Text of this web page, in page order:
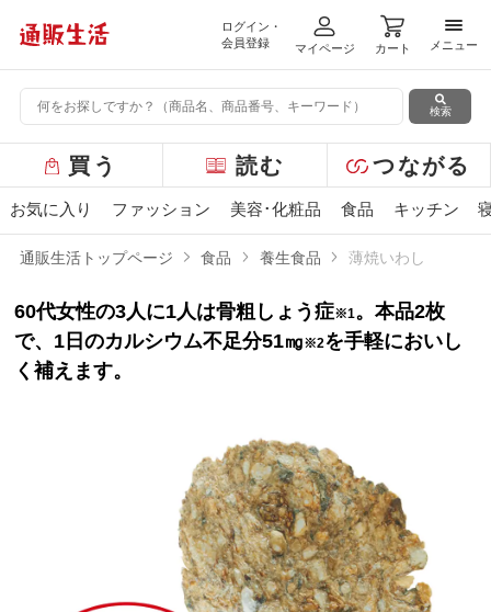
ログイン・
会員登録
マイページ カート
メニ
メニュー
検索
ー
バ
ュ
ー
買う 読む つながる
お気に入り ファッション 美容･化粧品 食品 キッチン
通販生活トップページ 食品 養生食品 薄焼いわし
60代女性の3人に1人は骨粗しょう症※1。本品2枚
で、1日のカルシウム不足分51㎎※2を手軽においし
く補えます。